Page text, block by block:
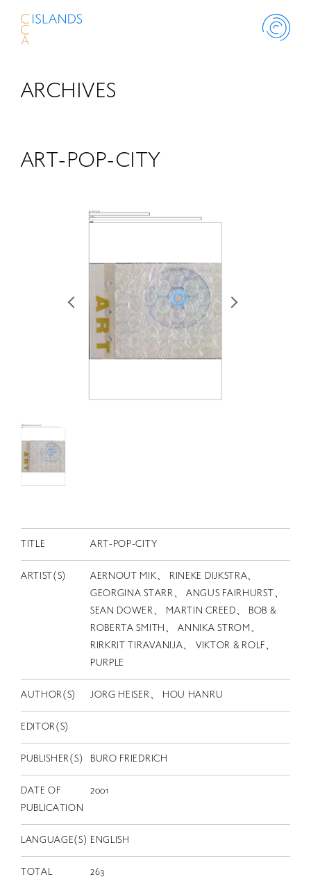
ABOUT
SCHOLARSHIP
コンサート
スカラシップ受賞者
ARCHIVES
ART-POP-CITY
TITLE ART-POP-CITY
ARTIST(S)
AERNOUT MIK、 RINEKE DIJKSTRA、
GEORGINA STARR、 ANGUS FAIRHURST、
SEAN DOWER、 MARTIN CREED、 BOB &
ROBERTA SMITH、 ANNIKA STROM、
RIRKRIT TIRAVANIJA、 VIKTOR & ROLF、
PURPLE
AUTHOR(S) JORG HEISER、 HOU HANRU
EDITOR(S)
PUBLISHER(S) BURO FRIEDRICH
DATE OF
PUBLICATION
2001
LANGUAGE(S) ENGLISH
TOTAL
263